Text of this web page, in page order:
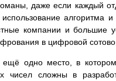
даже если каждый
алгоритма
компании и большие
в цифровой
одно место, в
чисел сложны в